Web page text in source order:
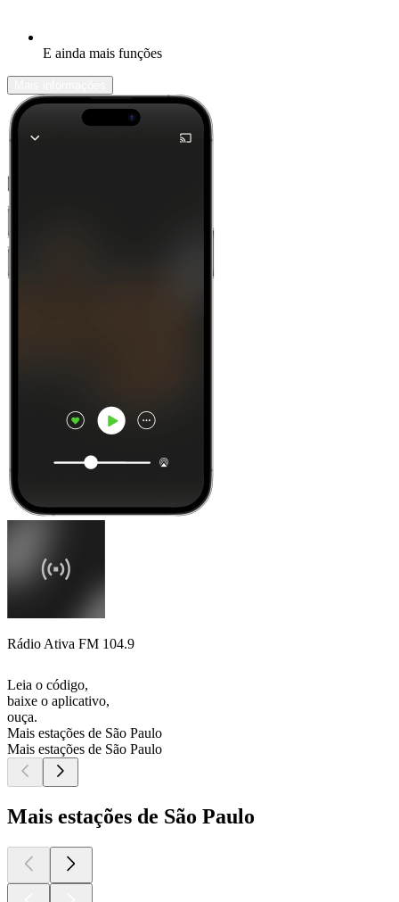
E ainda mais funções
Rádio Ativa FM 104.9
Leia o código,
baixe o aplicativo,
ouça.
Mais estações de São Paulo
Mais estações de São Paulo
Mais estações de São Paulo